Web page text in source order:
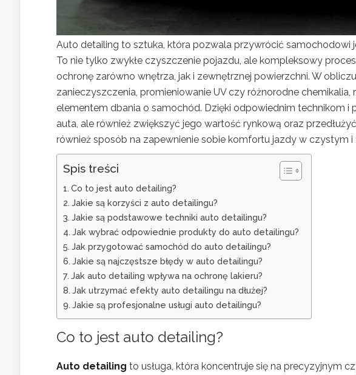
Auto detailing to sztuka, która pozwala przywrócić samochodowi
To nie tylko zwykłe czyszczenie pojazdu, ale kompleksowy
ochronę zarówno wnętrza, jak i zewnętrznej powierzchni. W
zanieczyszczenia, promieniowanie UV czy różnorodne
elementem dbania o samochód. Dzięki odpowiednim technikom
auta, ale również zwiększyć jego wartość rynkową oraz
również sposób na zapewnienie sobie komfortu jazdy w czystym
Spis treści
Co to jest auto detailing?
Jakie są korzyści z auto detailingu?
Jakie są podstawowe techniki auto detailingu?
Jak wybrać odpowiednie produkty do auto detailingu?
Jak przygotować samochód do auto detailingu?
Jakie są najczęstsze błędy w auto detailingu?
Jak auto detailing wpływa na ochronę lakieru?
Jak utrzymać efekty auto detailingu na dłużej?
Jakie są profesjonalne usługi auto detailingu?
Co to jest auto detailing?
Auto detailing to usługa, która koncentruje się na precyzyjnym